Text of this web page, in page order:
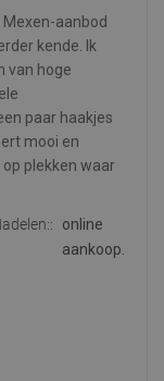
aanbod
kende. Ik
van hoge
paar haakjes
mooi en
plekken waar
online
aankoop.